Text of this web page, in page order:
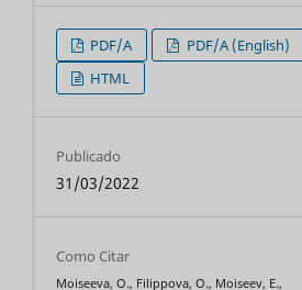
PDF/A
PDF/A (English)
HTML
Publicado
31/03/2022
Como Citar
Moiseeva, O., Filippova, O., Moiseev, E.,